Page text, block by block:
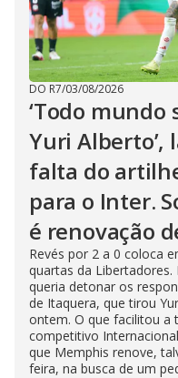
DO R7/03/08/2026
‘Todo mundo
Yuri Alberto’,
falta do
para o Inter.
é renovação
Revés por 2 a 0 coloca
quartas da Libertadores.
queria detonar os
de Itaquera, que tirou
ontem. O que facilitou a
competitivo
que Memphis renove,
feira, na busca de um